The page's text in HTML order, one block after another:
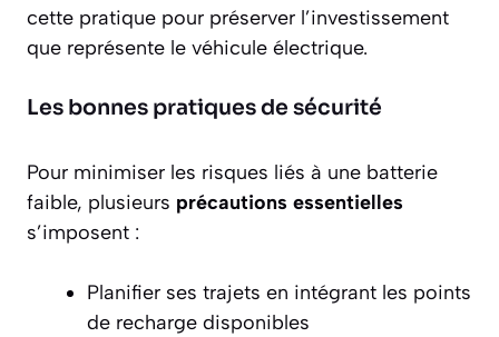
cette pratique pour préserver l’investissement
que représente le véhicule électrique.
Les bonnes pratiques de sécurité
Pour minimiser les risques liés à une batterie
faible, plusieurs précautions essentielles
s’imposent :
Planifier ses trajets en intégrant les points
de recharge disponibles